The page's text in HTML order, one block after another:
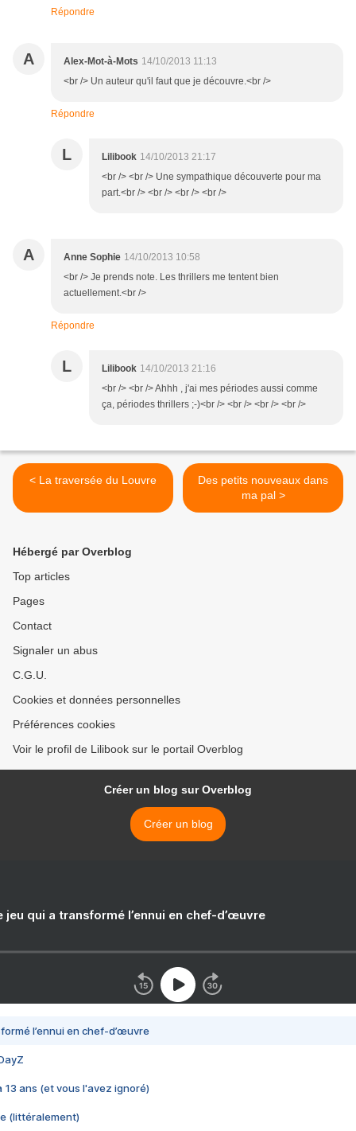
Répondre
A Alex-Mot-à-Mots 14/10/2013 11:13
<br /> Un auteur qu'il faut que je découvre.<br />
Répondre
L Lilibook 14/10/2013 21:17
<br /> <br /> Une sympathique découverte pour ma
part.<br /> <br /> <br /> <br />
A Anne Sophie 14/10/2013 10:58
<br /> Je prends note. Les thrillers me tentent bien
actuellement.<br />
Répondre
L Lilibook 14/10/2013 21:16
<br /> <br /> Ahhh , j'ai mes périodes aussi comme
ça, périodes thrillers ;-)<br /> <br /> <br /> <br />
< La traversée du Louvre
Des petits nouveaux dans
ma pal >
Hébergé par Overblog
Top articles
Pages
Contact
Signaler un abus
C.G.U.
Cookies et données personnelles
Préférences cookies
Voir le profil de Lilibook sur le portail Overblog
Créer un blog sur Overblog
Créer un blog
jeu qui a transformé l’ennui en chef-d’œuvre
l’ennui en chef-d’œuvre
13 ans (et vous l'avez ignoré)
(littéralement)